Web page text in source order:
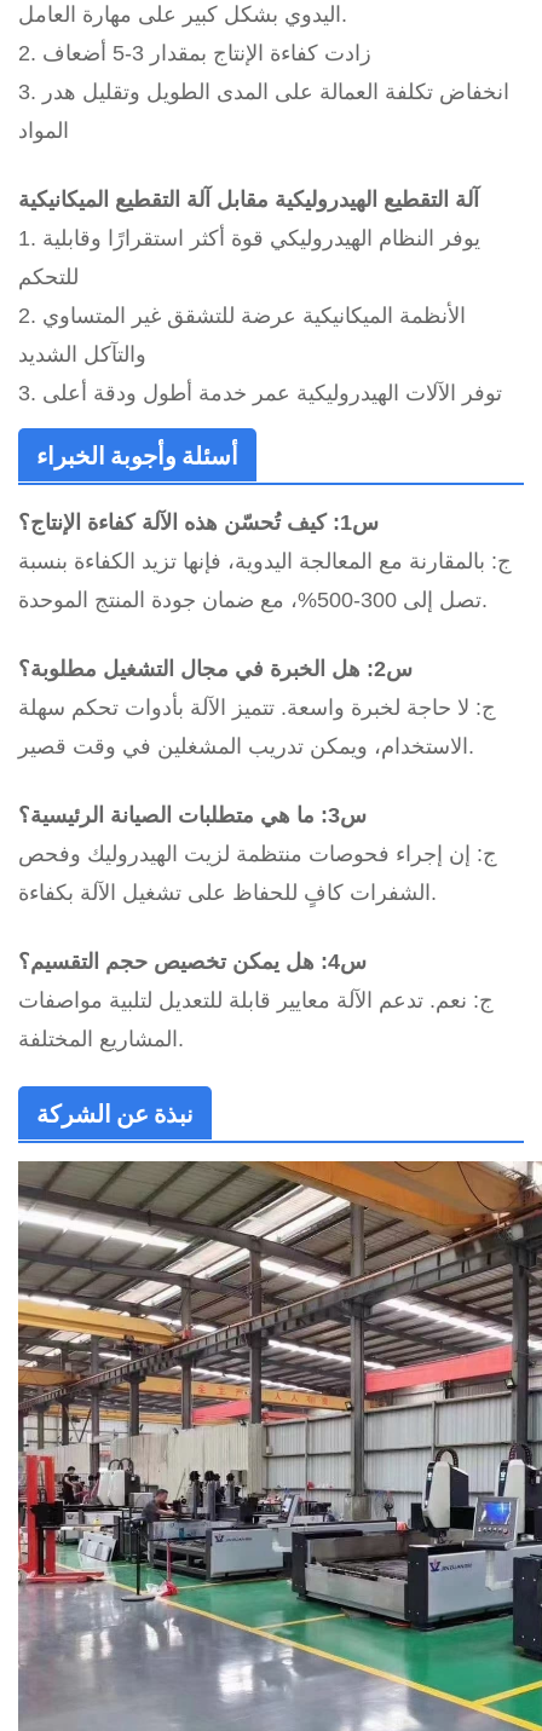
اليدوي بشكل كبير على مهارة العامل.
2. زادت كفاءة الإنتاج بمقدار 3-5 أضعاف
3. انخفاض تكلفة العمالة على المدى الطويل وتقليل هدر
المواد
آلة التقطيع الهيدروليكية مقابل آلة التقطيع الميكانيكية
1. يوفر النظام الهيدروليكي قوة أكثر استقرارًا وقابلية
للتحكم
2. الأنظمة الميكانيكية عرضة للتشقق غير المتساوي
والتآكل الشديد
3. توفر الآلات الهيدروليكية عمر خدمة أطول ودقة أعلى
أسئلة وأجوبة الخبراء
س1: كيف تُحسّن هذه الآلة كفاءة الإنتاج؟
ج: بالمقارنة مع المعالجة اليدوية، فإنها تزيد الكفاءة بنسبة
تصل إلى 300-500%، مع ضمان جودة المنتج الموحدة.
س2: هل الخبرة في مجال التشغيل مطلوبة؟
ج: لا حاجة لخبرة واسعة. تتميز الآلة بأدوات تحكم سهلة
الاستخدام، ويمكن تدريب المشغلين في وقت قصير.
س3: ما هي متطلبات الصيانة الرئيسية؟
ج: إن إجراء فحوصات منتظمة لزيت الهيدروليك وفحص
الشفرات كافٍ للحفاظ على تشغيل الآلة بكفاءة.
س4: هل يمكن تخصيص حجم التقسيم؟
ج: نعم. تدعم الآلة معايير قابلة للتعديل لتلبية مواصفات
المشاريع المختلفة.
نبذة عن الشركة